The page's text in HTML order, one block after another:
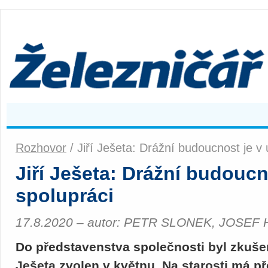
Rozhovor / Jiří Ješeta: Drážní budoucnost je v
Jiří Ješeta: Drážní
spolupráci
17.8.2020 – autor: PETR SLONEK, JOSEF
Do představenstva společnosti byl